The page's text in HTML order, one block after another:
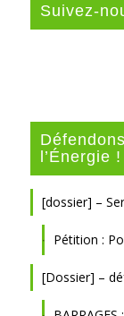
Suivez-
l’Énergie !
[dossier] –
Pétition :
[Dossier] –